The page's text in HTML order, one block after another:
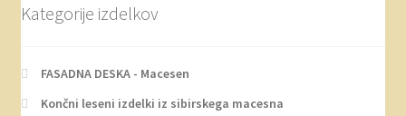
Kategorije izdelkov
FASADNA DESKA - Macesen
Končni leseni izdelki iz sibirskega macesna